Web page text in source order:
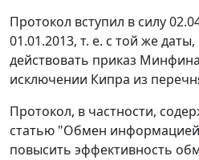
Протокол вступил в силу
01.01.2013, т. е. с той же
действовать приказ
исключении Кипра из
Протокол, в частности,
статью "Обмен
повысить эффективность